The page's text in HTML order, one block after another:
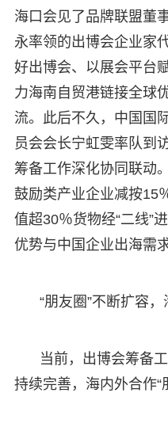
海口会见了品牌联盟董
永率领的出博会企业家
好出博会、以展会平台
力海南自贸港链接全球
流。此后不久，中国国
员会会长宁虹雯率队到
筹备工作深化协同联动
鼓励类产业企业减按15
值超30％货物经“二线”
优势与中国企业出海需
“朋友圈”不断扩容
当前，出博会筹备
持续完善，海内外合作“